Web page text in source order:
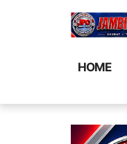
HOME